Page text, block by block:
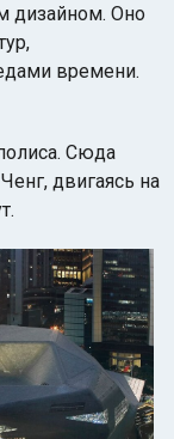
дизайном. Оно
времени.
Сюда
двигаясь на